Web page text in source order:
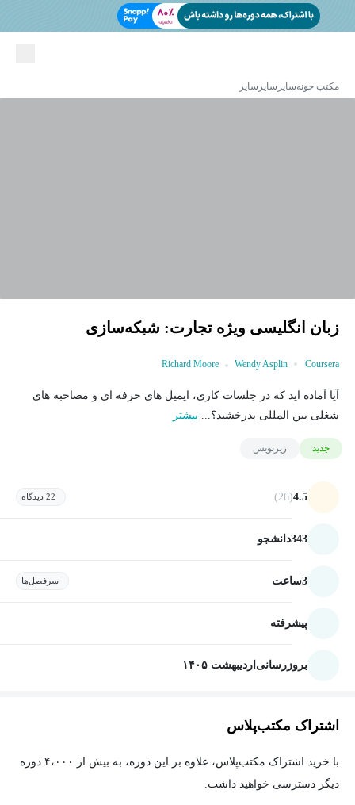
مکتب خونهسایر سایر سایر
زبان انگلیسی ویژه تجارت: شبکه‌سازی
Coursera
Richard Moore Wendy Asplin
آیا آماده اید که در جلسات کاری، ایمیل های حرفه ای و مصاحبه های
شغلی بین المللی بدرخشید؟... بیشتر
جدید زیرنویس
4.5
(26) 22 دیدگاه
343دانشجو
3ساعت سرفصل‌ها
پیشرفته
بروزرسانی اردیبهشت ۱۴۰۵
اشتراک مکتب‌پلاس
با خرید اشتراک مکتب‌پلاس، علاوه بر این دوره، به بیش از ۴،۰۰۰ دوره
دیگر دسترسی خواهید داشت.